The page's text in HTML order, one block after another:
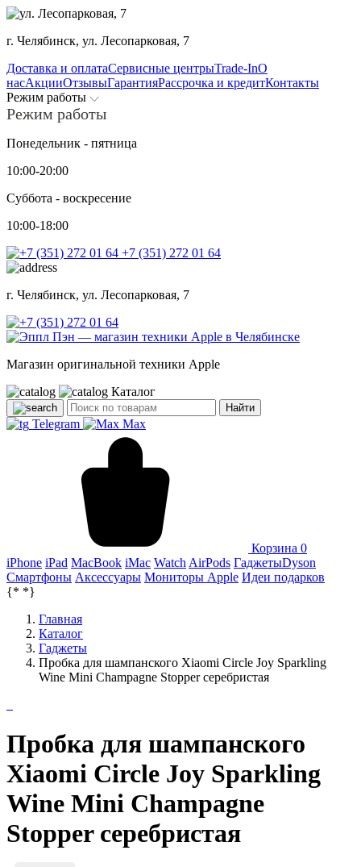
г. Челябинск, ул. Лесопарковая, 7
Доставка и оплатаСервисные центрыTrade-InО
насАкцииОтзывыГарантияРассрочка и кредитКонтакты
Режим работы
Режим работы
Понедельник - пятница
10:00-20:00
Суббота - воскресение
10:00-18:00
+7 (351) 272 01 64
г. Челябинск, ул. Лесопарковая, 7
Магазин оригинальной техники Apple
Каталог
Найти
Telegram Max
Корзина 0
iPhone iPad MacBook iMac Watch AirPods ГаджетыDyson
Смартфоны Аксессуары Мониторы Apple Идеи подарков
{* *}
Главная
Каталог
Гаджеты
Пробка для шампанского Xiaomi Circle Joy Sparkling
Wine Mini Champagne Stopper серебристая
Пробка для шампанского
Xiaomi Circle Joy Sparkling
Wine Mini Champagne
Stopper серебристая